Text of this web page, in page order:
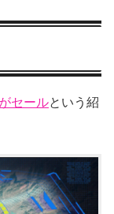
セールという紹